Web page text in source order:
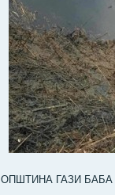
ОПШТИНА ГАЗИ БАБА